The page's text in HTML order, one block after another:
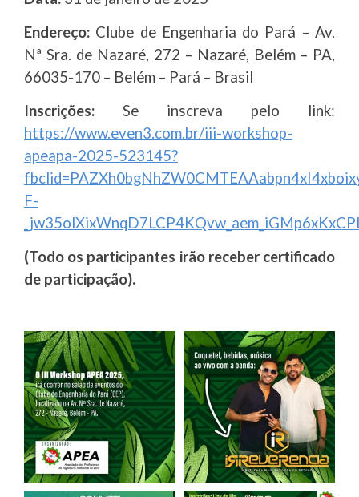
Endereço: Clube de Engenharia do Pará – Av.
Nª Sra. de Nazaré, 272 – Nazaré, Belém – PA,
66035-170 – Belém – Pará – Brasil
Inscrições: Se inscreva pelo link:
https://www.even3.com.br/iii-workshop-
apeapa-2025-523145?
F-
(Todo os participantes irão receber certificado
de participação).